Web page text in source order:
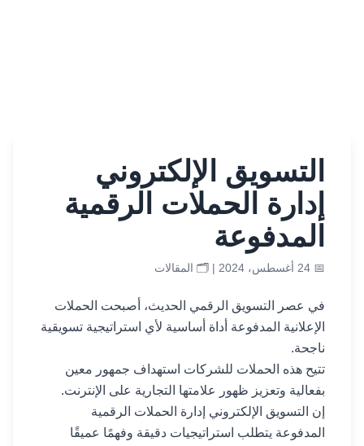
التسويق الإلكتروني
إدارة الحملات الرقمية
المدفوعة
📅 24 أغسطس، 2024 | 🗂️ المقالات
في عصر التسويق الرقمي الحديث، أصبحت الحملات
الإعلانية المدفوعة أداة أساسية لأي استراتيجية تسويقية
ناجحة.
تتيح هذه الحملات للشركات استهداف جمهور معين
بفعالية وتعزيز ظهور علامتها التجارية على الإنترنت.
إن التسويق الإلكتروني إدارة الحملات الرقمية
المدفوعة يتطلب استراتيجيات دقيقة وفهمًا عميقًا